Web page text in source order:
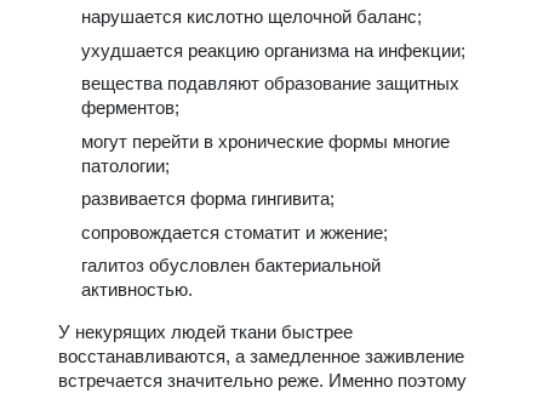
нарушается кислотно щелочной баланс;
ухудшается реакцию организма на инфекции;
вещества подавляют образование защитных
ферментов;
могут перейти в хронические формы многие
патологии;
развивается форма гингивита;
сопровождается стоматит и жжение;
галитоз обусловлен бактериальной
активностью.
У некурящих людей ткани быстрее
восстанавливаются, а замедленное заживление
встречается значительно реже. Именно поэтому